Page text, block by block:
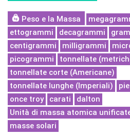
Peso e la Massa
ettogrammi
decagrammi
centigrammi
milligrammi
picogrammi
tonnellate
tonnellate corte (Americane)
tonnellate lunghe (Imperiali)
once troy
carati
dalton
Unità di massa atomica
masse solari